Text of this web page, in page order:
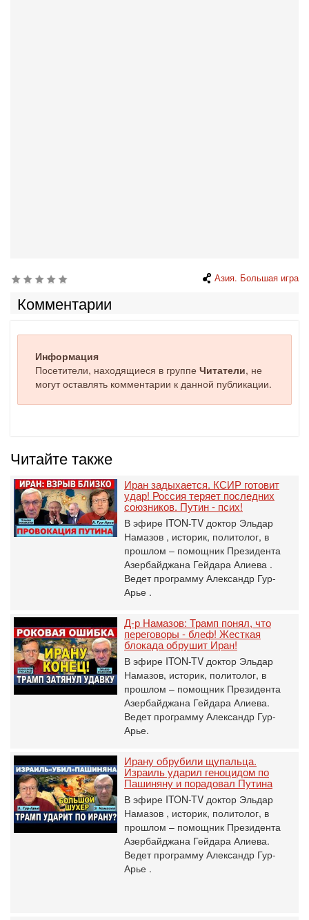
Азия. Большая игра
Комментарии
Информация
Посетители, находящиеся в группе Читатели, не
могут оставлять комментарии к данной публикации.
Читайте также
Иран задыхается. КСИР готовит
удар! Россия теряет последних
союзников. Путин - псих!
В эфире ITON-TV доктор Эльдар
Намазов , историк, политолог, в
прошлом – помощник Президента
Азербайджана Гейдара Алиева .
Ведет программу Александр Гур-
Арье .
Д-р Намазов: Трамп понял, что
переговоры - блеф! Жесткая
блокада обрушит Иран!
В эфире ITON-TV доктор Эльдар
Намазов, историк, политолог, в
прошлом – помощник Президента
Азербайджана Гейдара Алиева.
Ведет программу Александр Гур-
Арье.
Ирану обрубили щупальца.
Израиль ударил геноцидом по
Пашиняну и порадовал Путина
В эфире ITON-TV доктор Эльдар
Намазов , историк, политолог, в
прошлом – помощник Президента
Азербайджана Гейдара Алиева.
Ведет программу Александр Гур-
Арье .